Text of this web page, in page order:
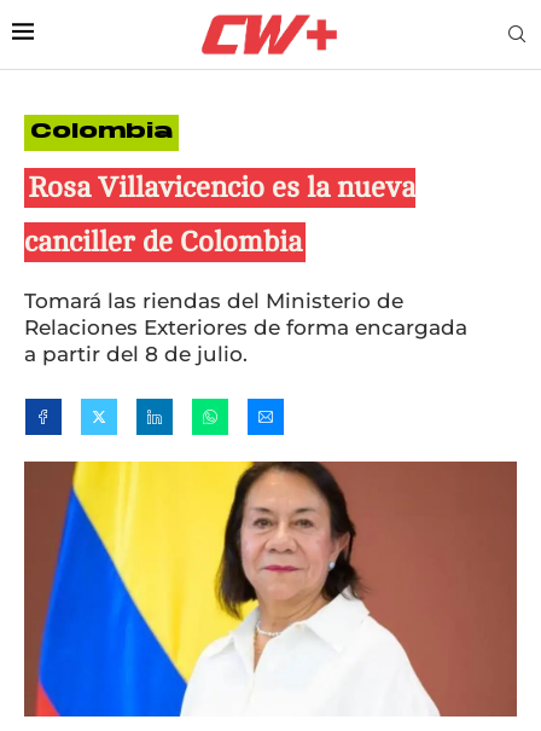
Colombia
Rosa Villavicencio es la nueva
canciller de Colombia
Tomará las riendas del Ministerio de
Relaciones Exteriores de forma encargada
a partir del 8 de julio.